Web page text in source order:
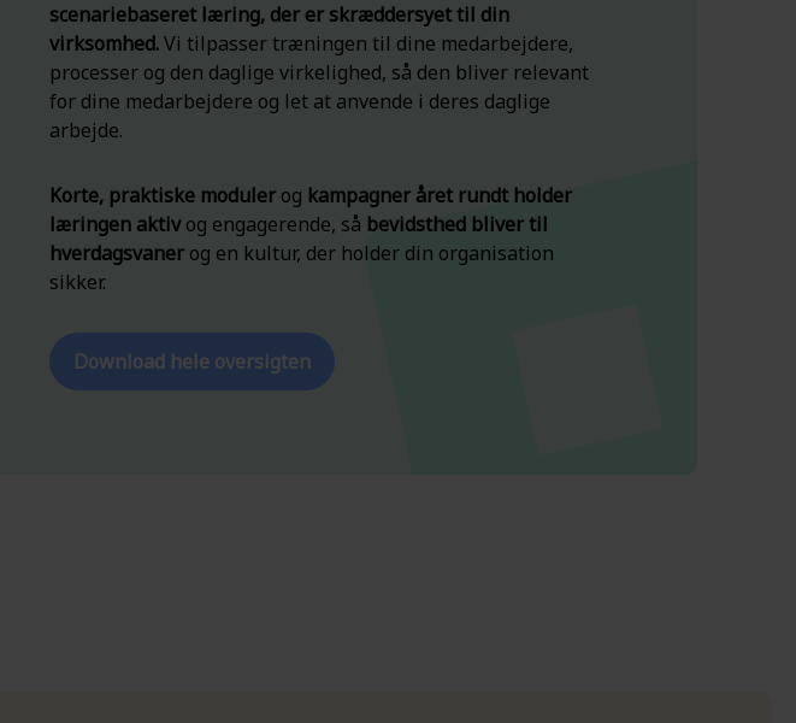
scenariebaseret læring, der er skræddersyet til din
virksomhed.Vi tilpasser træningen til dine medarbejdere,
processer og den daglige virkelighed, så den bliver relevant
for dine medarbejdere og let at anvende i deres daglige
arbejde.
Korte, praktiske moduler og kampagner året rundt holder
læringen aktivog engagerende, så bevidsthed bliver til
hverdagsvaner og en kultur, der holder din organisation
sikker.
Download hele oversigten